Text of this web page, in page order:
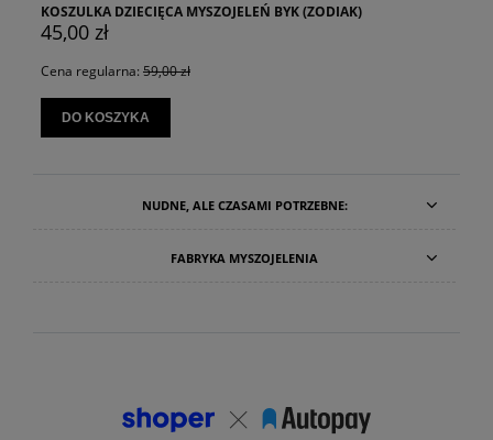
DZIECIĘCA MYSZOJELEŃ BYK (ZODIAK)
59,00 zł
NUDNE, ALE CZASAMI POTRZEBNE:
FABRYKA MYSZOJELENIA